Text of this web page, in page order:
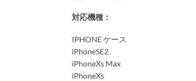
対応機種：
IPHONE ケース
iPhoneSE2
iPhoneXs Max
iPhoneXs